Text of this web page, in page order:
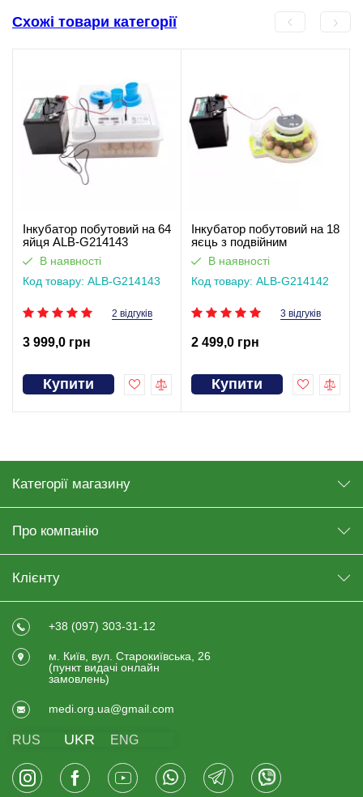
Схожі товари категорії
Інкубатор побутовий на 64
яйця ALB-G214143
В наявності
Код товару: ALB-G214143
2 відгуків
3 999,0 грн
Купити
Інкубатор побутовий на 18
яєць з подвійним
живленням ALB-G214142
В наявності
Код товару: ALB-G214142
3 відгуків
2 499,0 грн
Купити
Категорії магазину
Про компанію
Клієнту
+38 (097) 303-31-12
м. Київ, вул. Старокиївська, 26
(пункт видачi онлайн
замовлень)
medi.org.ua@gmail.com
RUS UKR ENG